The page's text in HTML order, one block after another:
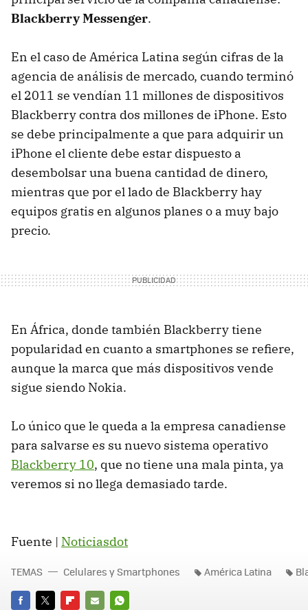
Blackberry Messenger.
En el caso de América Latina según cifras de la
agencia de análisis de mercado, cuando terminó
el 2011 se vendían 11 millones de dispositivos
Blackberry contra dos millones de iPhone. Esto
se debe principalmente a que para adquirir un
iPhone el cliente debe estar dispuesto a
desembolsar una buena cantidad de dinero,
mientras que por el lado de Blackberry hay
equipos gratis en algunos planes o a muy bajo
precio.
En África, donde también Blackberry tiene
popularidad en cuanto a smartphones se refiere,
aunque la marca que más dispositivos vende
sigue siendo Nokia.
Lo único que le queda a la empresa canadiense
para salvarse es su nuevo sistema operativo
Blackberry 10, que no tiene una mala pinta, ya
veremos si no llega demasiado tarde.
Fuente | Noticiasdot
TEMAS Celulares y Smartphones América Latina